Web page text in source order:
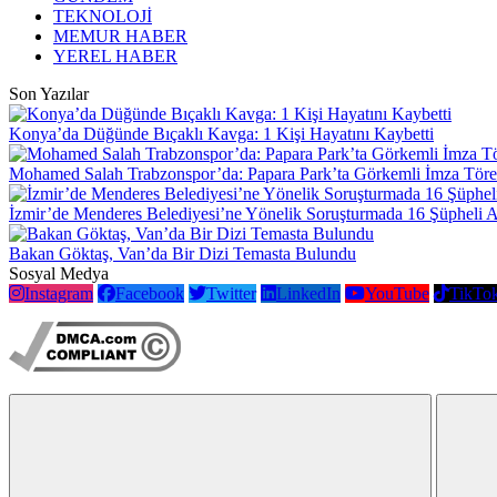
TEKNOLOJİ
MEMUR HABER
YEREL HABER
Son Yazılar
Konya’da Düğünde Bıçaklı Kavga: 1 Kişi Hayatını Kaybetti
Mohamed Salah Trabzonspor’da: Papara Park’ta Görkemli İmza
İzmir’de Menderes Belediyesi’ne Yönelik Soruşturmada 16 Şüpheli
Bakan Göktaş, Van’da Bir Dizi Temasta Bulundu
Sosyal Medya
Instagram
Facebook Twitter LinkedIn YouTube